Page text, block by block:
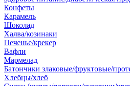
Конфеты
Карамель
Шоколад
Халва/козинаки
Печенье/крекер
Вафли
Мармелад
Батончики злаковые/фруктовые/
Хлебцы/хлеб